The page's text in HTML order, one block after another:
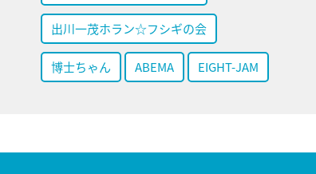
出川一茂ホラン☆フシギの会
博士ちゃん ABEMA EIGHT-JAM